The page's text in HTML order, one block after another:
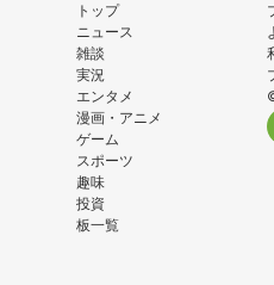
トップ
ニュース
雑談
実況
エンタメ
漫画・アニメ
ゲーム
スポーツ
趣味
投資
板一覧